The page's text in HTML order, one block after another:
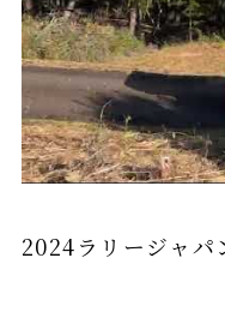
2024ラリージャパ